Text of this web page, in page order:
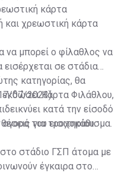
κάρτα
και χρεωστική κάρτα
να μπορεί ο φίλαθλος να
εισέρχεται σε στάδια
κατηγορίας, θα
Κάρτα Φιλάθλου,
κατά την είσοδό
του εισιτηρίου.
07/2023)
για τροχοκάθισμα.
στάδιο ΓΣΠ άτομα με
έγκαιρα στο